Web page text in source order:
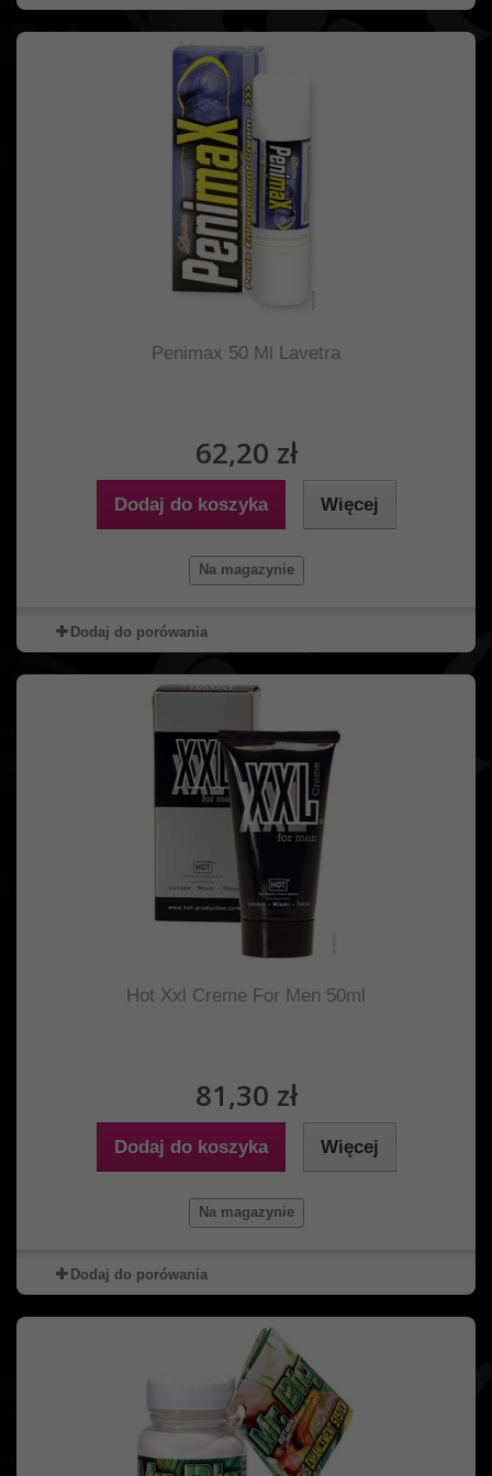
Penimax 50 Ml Lavetra
62,20 zł
Dodaj do koszyka Więcej
Na magazynie
Dodaj do porówania
Hot Xxl Creme For Men 50ml
81,30 zł
Dodaj do koszyka Więcej
Na magazynie
Dodaj do porówania